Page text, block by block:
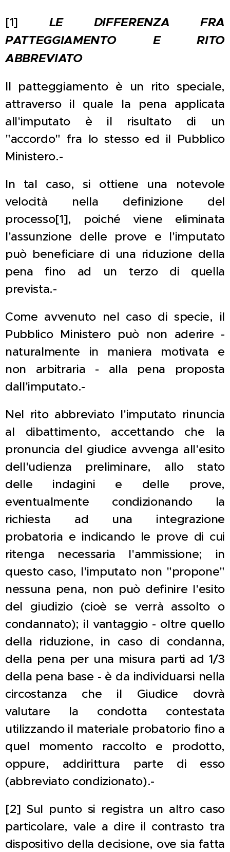
[1] LE DIFFERENZA FRA
PATTEGGIAMENTO E RITO
ABBREVIATO
Il patteggiamento è un rito speciale,
attraverso il quale la pena applicata
all'imputato è il risultato di un
"accordo" fra lo stesso ed il Pubblico
Ministero.-
In tal caso, si ottiene una notevole
velocità nella definizione del
processo[1], poiché viene eliminata
l'assunzione delle prove e l'imputato
può beneficiare di una riduzione della
pena fino ad un terzo di quella
prevista.-
Come avvenuto nel caso di specie, il
Pubblico Ministero può non aderire -
naturalmente in maniera motivata e
non arbitraria - alla pena proposta
dall'imputato.-
Nel rito abbreviato l'imputato rinuncia
al dibattimento, accettando che la
pronuncia del giudice avvenga all'esito
dell'udienza preliminare, allo stato
delle indagini e delle prove,
eventualmente condizionando la
richiesta ad una integrazione
probatoria e indicando le prove di cui
ritenga necessaria l'ammissione; in
questo caso, l'imputato non "propone"
nessuna pena, non può definire l'esito
del giudizio (cioè se verrà assolto o
condannato); il vantaggio - oltre quello
della riduzione, in caso di condanna,
della pena per una misura parti ad 1/3
della pena base - è da individuarsi nella
circostanza che il Giudice dovrà
valutare la condotta contestata
utilizzando il materiale probatorio fino a
quel momento raccolto e prodotto,
oppure, addirittura parte di esso
(abbreviato condizionato).-
[2] Sul punto si registra un altro caso
particolare, vale a dire il contrasto tra
dispositivo della decisione, ove sia fatta